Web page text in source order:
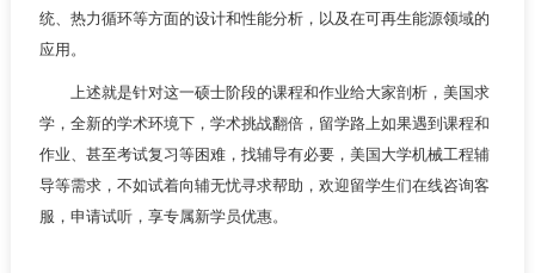
统、热力循环等方面的设计和性能分析，以及在可再生能源领域的
应用。
上述就是针对这一硕士阶段的课程和作业给大家剖析，美国求
学，全新的学术环境下，学术挑战翻倍，留学路上如果遇到课程和
作业、甚至考试复习等困难，找辅导有必要，美国大学机械工程辅
导等需求，不如试着向辅无忧寻求帮助，欢迎留学生们在线咨询客
服，申请试听，享专属新学员优惠。